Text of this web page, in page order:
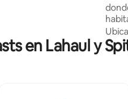
+ taxi +
+ fogata
del
en Lahaul y